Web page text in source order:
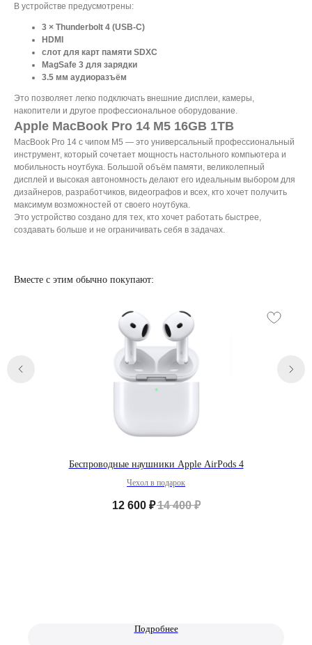
В устройстве предусмотрены:
3 × Thunderbolt 4 (USB-C)
HDMI
слот для карт памяти SDXC
MagSafe 3 для зарядки
3.5 мм аудиоразъём
Это позволяет легко подключать внешние дисплеи, камеры,
накопители и другое профессиональное оборудование.
Apple MacBook Pro 14 M5 16GB 1TB
MacBook Pro 14 с чипом M5 — это универсальный профессиональный
инструмент, который сочетает мощность настольного компьютера и
мобильность ноутбука. Большой объём памяти, великолепный
дисплей и высокая автономность делают его идеальным выбором для
дизайнеров, разработчиков, видеографов и всех, кто хочет получить
максимум возможностей от своего ноутбука.
Это устройство создано для тех, кто хочет работать быстрее,
создавать больше и не ограничивать себя в задачах.
Вместе с этим обычно покупают:
Беспроводные наушники Apple AirPods 4
Чехол в подарок
12 600 ₽14 400 ₽
Подробнее
iPad
Apple Watch
Аксессуары
DJI
Dyson
Доставка и оплата
Гарантия
Новостной блог
+ 7 (3462) 550-677
+ 7 (952) 718-0599
Заказать обратный звонок
Написать руководству
Сургут, проспект Мира 5
ТЦ "Никольский" 1 этаж
Ежедневно с 10:00 до 21:00
ИП МИЛЕВИЧ М.С.
Контакты
2026 © Магазин Просервис. Сайт носит сугубо информационный
характер и не является публичной офертой, определяемой Статьей
437 (2) ГК РФ. Apple, логотип Apple и изображения Apple являются
компании Apple Inc. Instagram принадлежит компании Meta,
признанной экстремистской организацией и запрещенной в РФ. Наш
разрешения правообладателя. При полном или частичом
использовании материалов гиперссылка на https://proservice.one
Мы в соцсетях:
Способы
оплаты:
Перезвоните мне